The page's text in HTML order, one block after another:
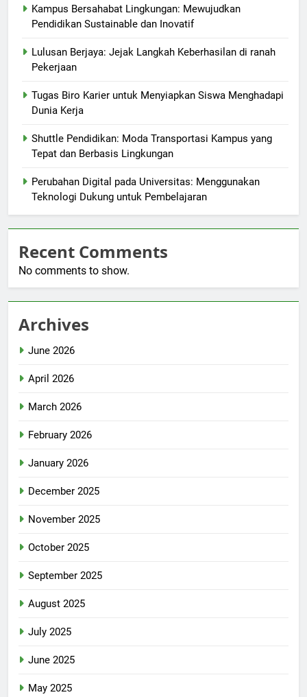
Kampus Bersahabat Lingkungan: Mewujudkan
Pendidikan Sustainable dan Inovatif
Lulusan Berjaya: Jejak Langkah Keberhasilan di ranah
Pekerjaan
Tugas Biro Karier untuk Menyiapkan Siswa Menghadapi
Dunia Kerja
Shuttle Pendidikan: Moda Transportasi Kampus yang
Tepat dan Berbasis Lingkungan
Perubahan Digital pada Universitas: Menggunakan
Teknologi Dukung untuk Pembelajaran
Recent Comments
No comments to show.
Archives
June 2026
April 2026
March 2026
February 2026
January 2026
December 2025
November 2025
October 2025
September 2025
August 2025
July 2025
June 2025
May 2025